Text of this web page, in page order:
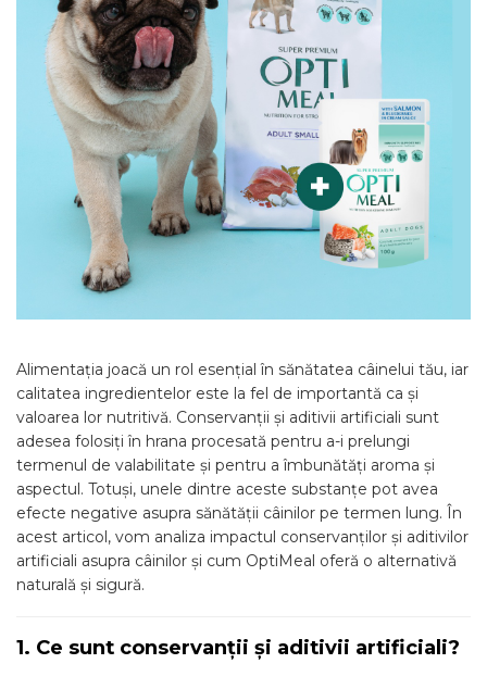
Alimentația joacă un rol esențial în sănătatea câinelui tău, iar
calitatea ingredientelor este la fel de importantă ca și
valoarea lor nutritivă. Conservanții și aditivii artificiali sunt
adesea folosiți în hrana procesată pentru a-i prelungi
termenul de valabilitate și pentru a îmbunătăți aroma și
aspectul. Totuși, unele dintre aceste substanțe pot avea
efecte negative asupra sănătății câinilor pe termen lung. În
acest articol, vom analiza impactul conservanților și aditivilor
artificiali asupra câinilor și cum OptiMeal oferă o alternativă
naturală și sigură.
1. Ce sunt conservanții și aditivii artificiali?